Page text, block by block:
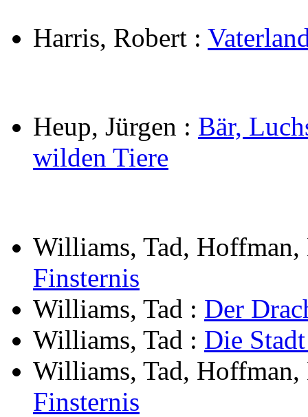
Harris, Robert :
Heup, Jürgen : Bär,
wilden Tiere
Williams, Tad,
Finsternis
Williams, Tad : Der
Williams, Tad : Die
Williams, Tad,
Finsternis